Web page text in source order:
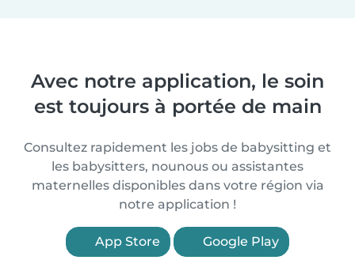
Avec notre application, le soin
est toujours à portée de main
Consultez rapidement les jobs de babysitting et
les babysitters, nounous ou assistantes
maternelles disponibles dans votre région via
notre application !
App Store Google Play